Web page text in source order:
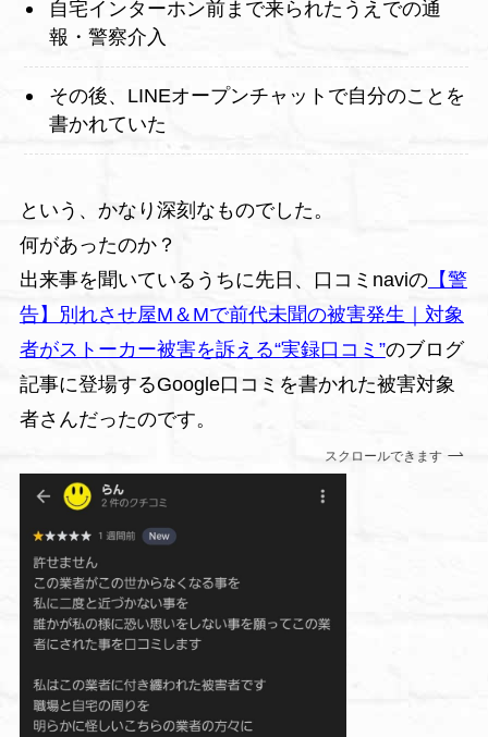
自宅インターホン前まで来られたうえでの通
報・警察介入
その後、LINEオープンチャットで自分のことを
書かれていた
という、かなり深刻なものでした。
何があったのか？
出来事を聞いているうちに先日、口コミnaviの【警
告】別れさせ屋M＆Mで前代未聞の被害発生｜対象
者がストーカー被害を訴える“実録口コミ”のブログ
記事に登場するGoogle口コミを書かれた被害対象
者さんだったのです。
スクロールできます